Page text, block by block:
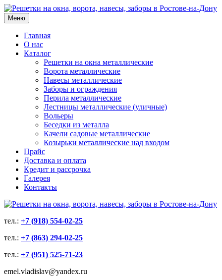
Меню
Главная
О нас
Каталог
Решетки на окна металлические
Ворота металлические
Навесы металлические
Заборы и ограждения
Перила металлические
Лестницы металлические (уличные)
Вольеры
Беседки из металла
Качели садовые металлические
Козырьки металлические над входом
Прайс
Доставка и оплата
Кредит и рассрочка
Галерея
Контакты
тел.: +7 (918) 554-02-25
тел.: +7 (863) 294-02-25
тел.: +7 (951) 525-71-23
emel.vladislav@yandex.ru